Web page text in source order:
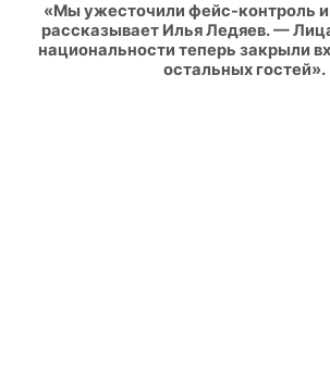
«Мы ужесточили фейс-контроль
рассказывает Илья Ледяев. —
национальности теперь закрыли
остальных гостей».